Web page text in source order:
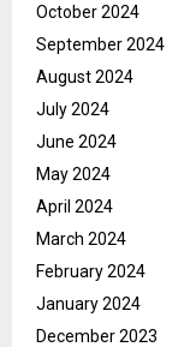
October 2024
September 2024
August 2024
July 2024
June 2024
May 2024
April 2024
March 2024
February 2024
January 2024
December 2023